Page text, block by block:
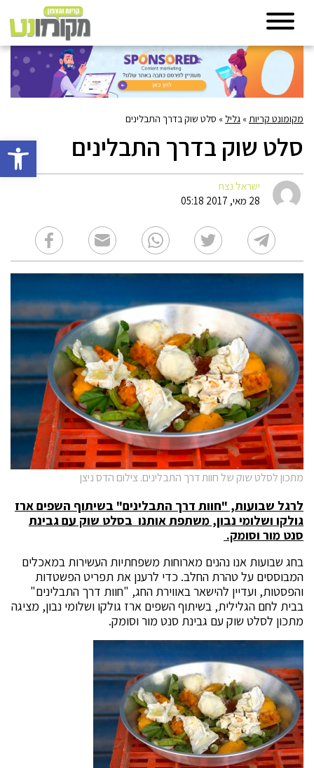
פתח
מקומונט קריות » גליל » סלט שוק בדרך התבלינים
סלט שוק בדרך התבלינים
ישראל נצח
28 מאי, 2017 05:18
מתכון לסלט שוק של חוות דרך התבלינים. צילום הדס ניצן
לרגל שבועות, "חוות דרך התבלינים" בשיתוף השפים ארז
גולקו ושלומי נבון, משתפת אותנו בסלט שוק עם גבינת
סנט מור וסומק.
בחג שבועות אנו נהנים מארוחות משפחתיות העשירות במאכלים
המבוססים על טהרת החלב. כדי לרענן את תפריט הפשטדות
והפסטות, ועדיין להישאר באווירת החג, "חוות דרך התבלינים"
בבית לחם הגלילית, בשיתוף השפים ארז גולקו ושלומי נבון, מציגה
מתכון לסלט שוק עם גבינת סנט מור וסומק.